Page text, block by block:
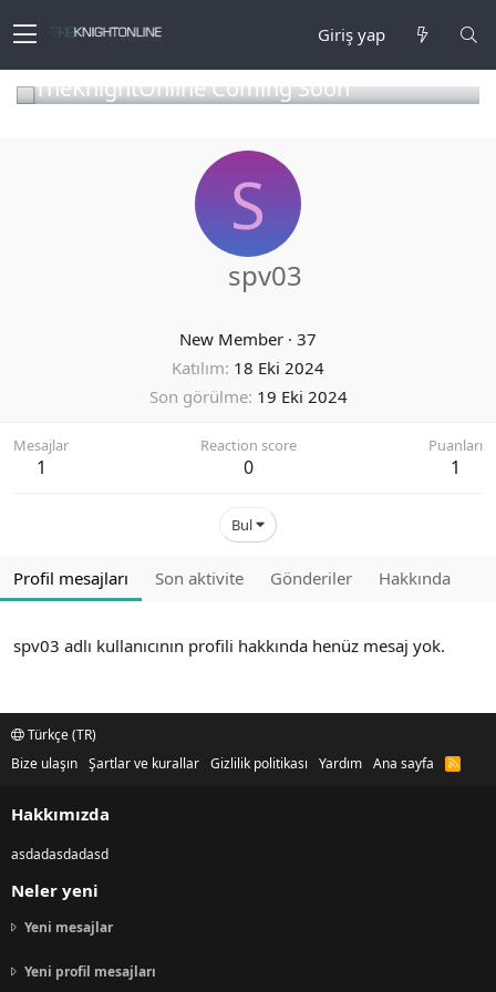
Giriş yap
TheKnightOnline Coming Soon
S
spv03
New Member · 37
Katılım 18 Eki 2024
Son görülme 19 Eki 2024
Mesajlar
1
Reaction score
0
Puanları
1
Bul
Profil mesajları Son aktivite Gönderiler Hakkında
spv03 adlı kullanıcının profili hakkında henüz mesaj yok.
Türkçe (TR)
Bize ulaşın Şartlar ve kurallar Gizlilik politikası Yardım Ana sayfa
R
Hakkımızda
asdadasdadasd
Neler yeni
Yeni mesajlar
Yeni profil mesajları